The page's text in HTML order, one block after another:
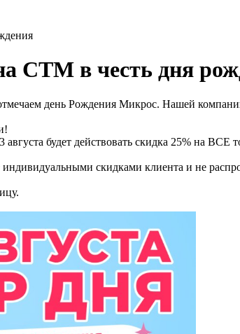
СТМ в честь дня
день Рождения Микрос. Нашей
будет действовать скидка 25% на
скидками клиента и не